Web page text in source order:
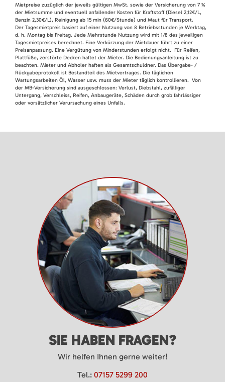
Mietpreise zuzüglich der jeweils gültigen MwSt. sowie der Versicherung von 7 %
der Mietsumme und eventuell anfallender Kosten für Kraftstoff (Diesel 2,12€/L,
Benzin 2,30€/L), Reinigung ab 15 min (60€/Stunde) und Maut für Transport.
Der Tagesmietpreis basiert auf einer Nutzung von 8 Betriebsstunden je Werktag,
d. h. Montag bis Freitag. Jede Mehrstunde Nutzung wird mit 1/8 des jeweiligen
Tagesmietpreises berechnet. Eine Verkürzung der Mietdauer führt zu einer
Preisanpassung. Eine Vergütung von Minderstunden erfolgt nicht. Für Reifen,
Plattfüße, zerstörte Decken haftet der Mieter. Die Bedienungsanleitung ist zu
beachten. Mieter und Abholer haften als Gesamtschuldner. Das Übergabe- /
Rückgabeprotokoll ist Bestandteil des Mietvertrages. Die täglichen
Wartungsarbeiten Öl, Wasser usw. muss der Mieter täglich kontrollieren. Von
der MB-Versicherung sind ausgeschlossen: Verlust, Diebstahl, zufälliger
Untergang, Verschleiss, Reifen, Anbaugeräte, Schäden durch grob fahrlässiger
oder vorsätzlicher Verursachung eines Unfalls.
SIE HABEN FRAGEN?
Wir helfen Ihnen gerne weiter!
Tel.: 07157 5299 200